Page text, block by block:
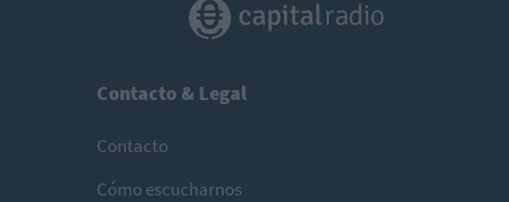
Contacto & Legal
Contacto
Cómo escucharnos